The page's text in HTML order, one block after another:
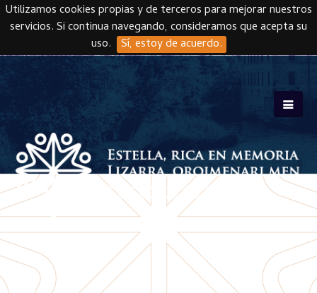
Utilizamos cookies propias y de terceros para mejorar nuestros
servicios. Si continua navegando, consideramos que acepta su
uso. Sí, estoy de acuerdo.
Skip to main content